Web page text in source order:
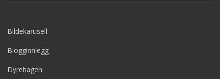
Bildekarusell
Blogginnlegg
Dyrehagen